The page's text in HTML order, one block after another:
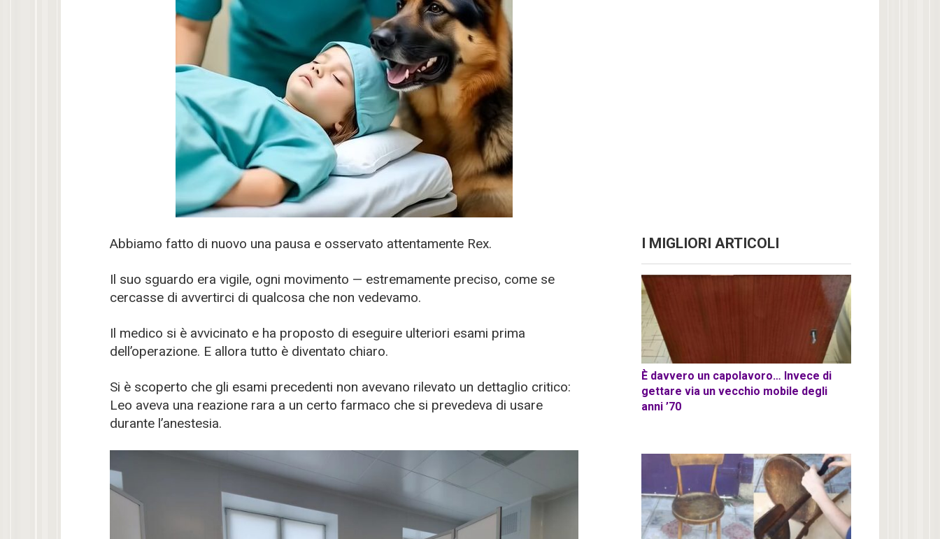
Abbiamo fatto di nuovo una pausa e osservato attentamente Rex.
Il suo sguardo era vigile, ogni movimento — estremamente preciso, come se
cercasse di avvertirci di qualcosa che non vedevamo.
Il medico si è avvicinato e ha proposto di eseguire ulteriori esami prima
dell’operazione. E allora tutto è diventato chiaro.
Si è scoperto che gli esami precedenti non avevano rilevato un dettaglio critico:
Leo aveva una reazione rara a un certo farmaco che si prevedeva di usare
durante l’anestesia.
I MIGLIORI ARTICOLI
È davvero un capolavoro… Invece di
gettare via un vecchio mobile degli
anni ’70